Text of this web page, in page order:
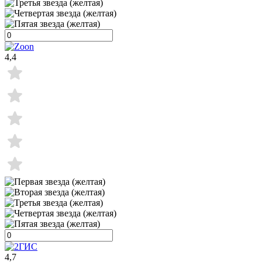
4,4
4,7